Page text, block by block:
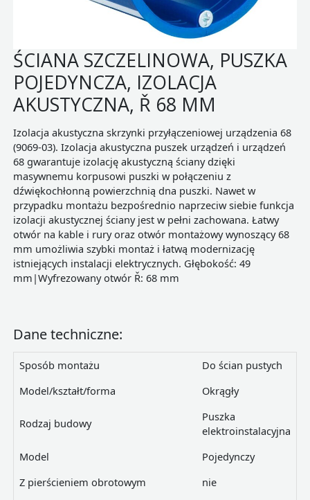
ŚCIANA SZCZELINOWA, PUSZKA
POJEDYNCZA, IZOLACJA
AKUSTYCZNA, Ř 68 MM
Izolacja akustyczna skrzynki przyłączeniowej urządzenia 68
(9069-03). Izolacja akustyczna puszek urządzeń i urządzeń
68 gwarantuje izolację akustyczną ściany dzięki
masywnemu korpusowi puszki w połączeniu z
dźwiękochłonną powierzchnią dna puszki. Nawet w
przypadku montażu bezpośrednio naprzeciw siebie funkcja
izolacji akustycznej ściany jest w pełni zachowana. Łatwy
otwór na kable i rury oraz otwór montażowy wynoszący 68
mm umożliwia szybki montaż i łatwą modernizację
istniejących instalacji elektrycznych. Głębokość: 49
mm|Wyfrezowany otwór Ř: 68 mm
Dane techniczne:
Sposób montażu
Do ścian pustych
Model/kształt/forma
Okrągły
Rodzaj budowy
Puszka
elektroinstalacyjna
Model
Pojedynczy
Z pierścieniem obrotowym
nie